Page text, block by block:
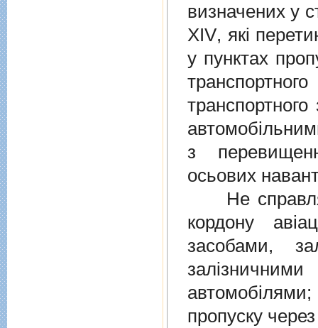
визначених у
XIV, якi
у пунктах
з
осьових
Не
кордону
засобами,
залiзничними
пропуску